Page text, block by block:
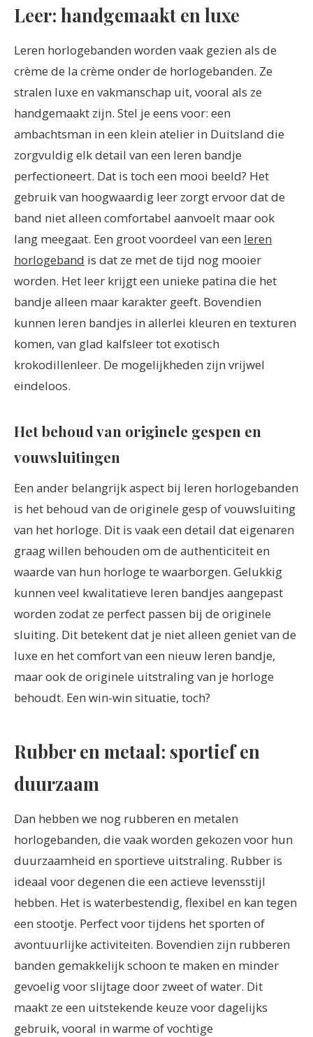
Leer: handgemaakt en luxe
Leren horlogebanden worden vaak gezien als de
crème de la crème onder de horlogebanden. Ze
stralen luxe en vakmanschap uit, vooral als ze
handgemaakt zijn. Stel je eens voor: een
ambachtsman in een klein atelier in Duitsland die
zorgvuldig elk detail van een leren bandje
perfectioneert. Dat is toch een mooi beeld? Het
gebruik van hoogwaardig leer zorgt ervoor dat de
band niet alleen comfortabel aanvoelt maar ook
lang meegaat. Een groot voordeel van een leren
horlogeband is dat ze met de tijd nog mooier
worden. Het leer krijgt een unieke patina die het
bandje alleen maar karakter geeft. Bovendien
kunnen leren bandjes in allerlei kleuren en texturen
komen, van glad kalfsleer tot exotisch
krokodillenleer. De mogelijkheden zijn vrijwel
eindeloos.
Het behoud van originele gespen en
vouwsluitingen
Een ander belangrijk aspect bij leren horlogebanden
is het behoud van de originele gesp of vouwsluiting
van het horloge. Dit is vaak een detail dat eigenaren
graag willen behouden om de authenticiteit en
waarde van hun horloge te waarborgen. Gelukkig
kunnen veel kwalitatieve leren bandjes aangepast
worden zodat ze perfect passen bij de originele
sluiting. Dit betekent dat je niet alleen geniet van de
luxe en het comfort van een nieuw leren bandje,
maar ook de originele uitstraling van je horloge
behoudt. Een win-win situatie, toch?
Rubber en metaal: sportief en
duurzaam
Dan hebben we nog rubberen en metalen
horlogebanden, die vaak worden gekozen voor hun
duurzaamheid en sportieve uitstraling. Rubber is
ideaal voor degenen die een actieve levensstijl
hebben. Het is waterbestendig, flexibel en kan tegen
een stootje. Perfect voor tijdens het sporten of
avontuurlijke activiteiten. Bovendien zijn rubberen
banden gemakkelijk schoon te maken en minder
gevoelig voor slijtage door zweet of water. Dit
maakt ze een uitstekende keuze voor dagelijks
gebruik, vooral in warme of vochtige